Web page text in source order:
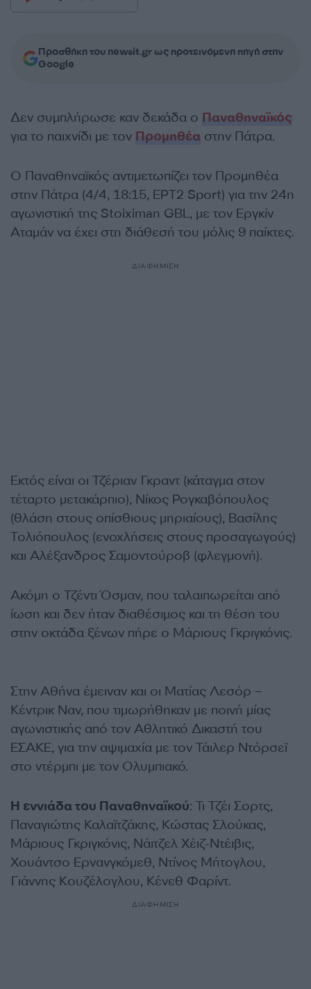
Προσθήκη του newsit.gr ως προτεινόμενη πηγή στην
Google
Δεν συμπλήρωσε καν δεκάδα ο Παναθηναϊκός
για το παιχνίδι με τον Προμηθέα στην Πάτρα.
Ο Παναθηναϊκός αντιμετωπίζει τον Προμηθέα
στην Πάτρα (4/4, 18:15, ΕΡΤ2 Sport) για την 24η
αγωνιστική της Stoiximan GBL, με τον Εργκίν
Αταμάν να έχει στη διάθεσή του μόλις 9 παίκτες.
ΔΙΑΦΗΜΙΣΗ
Εκτός είναι οι Τζέριαν Γκραντ (κάταγμα στον
τέταρτο μετακάρπιο), Νίκος Ρογκαβόπουλος
(θλάση στους οπίσθιους μηριαίους), Βασίλης
Τολιόπουλος (ενοχλήσεις στους προσαγωγούς)
και Αλέξανδρος Σαμοντούροβ (φλεγμονή).
Ακόμη ο Τζέντι Όσμαν, που ταλαιπωρείται από
ίωση και δεν ήταν διαθέσιμος και τη θέση του
στην οκτάδα ξένων πήρε ο Μάριους Γκριγκόνις.
Στην Αθήνα έμειναν και οι Ματίας Λεσόρ –
Κέντρικ Ναν, που τιμωρήθηκαν με ποινή μίας
αγωνιστικής από τον Αθλητικό Δικαστή του
ΕΣΑΚΕ, για την αψιμαχία με τον Τάιλερ Ντόρσεϊ
στο ντέρμπι με τον Ολυμπιακό.
Η εννιάδα του Παναθηναϊκού: Τι Τζέι Σορτς,
Παναγιώτης Καλαϊτζάκης, Κώστας Σλούκας,
Μάριους Γκριγκόνις, Νάιτζελ Χέιζ-Ντέιβις,
Χουάντσο Ερνανγκόμεθ, Ντίνος Μήτογλου,
Γιάννης Κουζέλογλου, Κένεθ Φαρίντ.
ΔΙΑΦΗΜΙΣΗ